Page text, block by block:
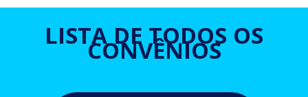
LISTA DE TODOS OS
CONVÊNIOS